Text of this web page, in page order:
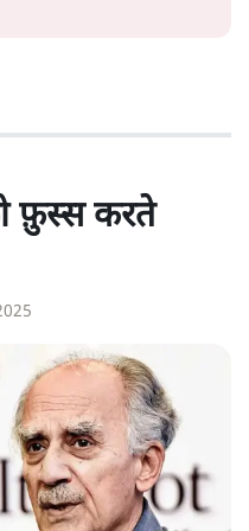
फ़ुस्स करते